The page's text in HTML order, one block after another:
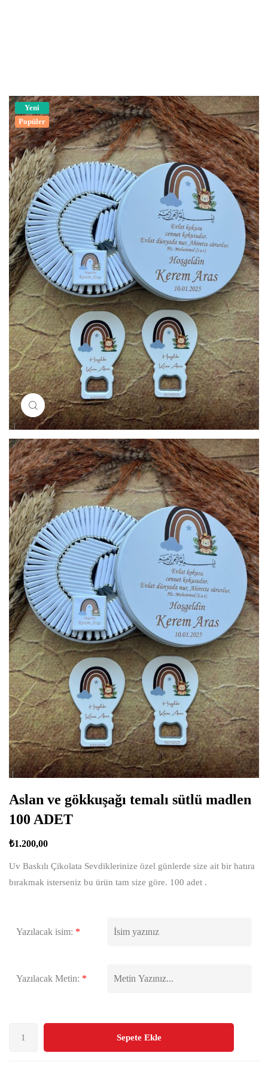
Yeni
Popüler
Resimi büyütmek için tıklayın
Aslan ve gökkuşağı temalı sütlü madlen
100 ADET
₺1.200,00
Uv Baskılı Çikolata Sevdiklerinize özel günlerde size ait bir hatıra
bırakmak isterseniz bu ürün tam size göre. 100 adet .
Yazılacak isim: *
Yazılacak Metin: *
Sepete Ekle